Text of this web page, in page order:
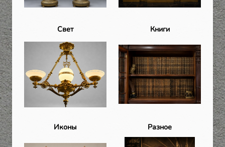
Свет Книги
Иконы Разное